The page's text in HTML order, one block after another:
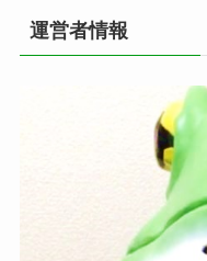
運営者情報